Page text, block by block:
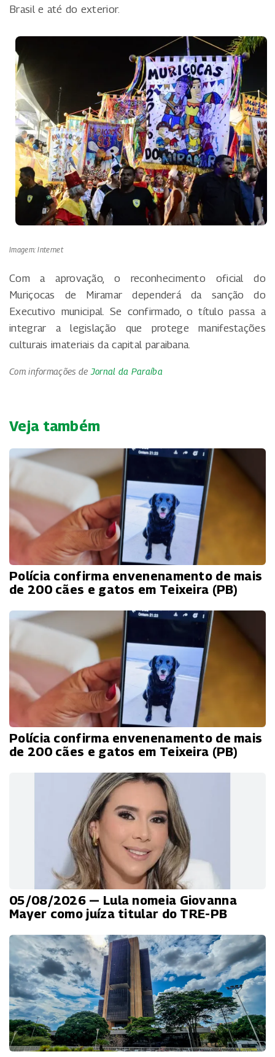
Brasil e até do exterior.
Imagem: Internet
Com a aprovação, o reconhecimento oficial do
Muriçocas de Miramar dependerá da sanção do
Executivo municipal. Se confirmado, o título passa a
integrar a legislação que protege manifestações
culturais imateriais da capital paraibana.
Com informações de Jornal da Paraíba
Veja também
Polícia confirma envenenamento de mais
de 200 cães e gatos em Teixeira (PB)
Polícia confirma envenenamento de mais
de 200 cães e gatos em Teixeira (PB)
05/08/2026 — Lula nomeia Giovanna
Mayer como juíza titular do TRE-PB